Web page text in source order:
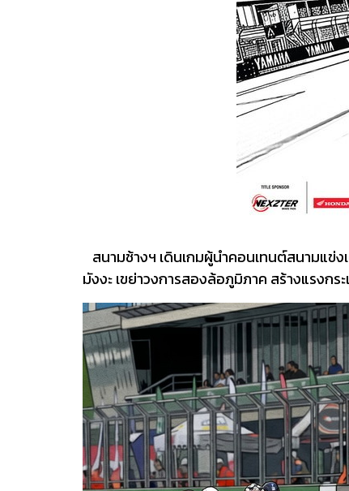
สนามช้างฯ เดินเกมผู้นำคอนเทนต์สนามแ
มังงะ เขย่าวงการสองล้อภูมิภาค สร้างแรงก